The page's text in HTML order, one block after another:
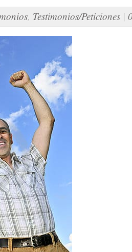
, Testimonios/Peticiones |